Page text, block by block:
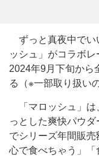
ずっと真夜中でい
ッシュ」がコラボレ
2024年9月下旬から
る（※一部取り扱い
「マロッシュ」は
っとした爽快パウ
でシリーズ年間販
心で食べちゃう」